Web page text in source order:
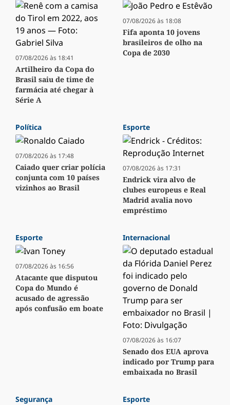
07/08/2026 às 18:41
Artilheiro da Copa do
Brasil saiu de time de
farmácia até chegar à
Série A
07/08/2026 às 18:08
Fifa aponta 10 jovens
brasileiros de olho na
Copa de 2030
Política
07/08/2026 às 17:48
Caiado quer criar polícia
conjunta com 10 países
vizinhos ao Brasil
Esporte
07/08/2026 às 17:31
Endrick vira alvo de
clubes europeus e Real
Madrid avalia novo
empréstimo
Esporte
07/08/2026 às 16:56
Atacante que disputou
Copa do Mundo é
acusado de agressão
após confusão em boate
Internacional
07/08/2026 às 16:07
Senado dos EUA aprova
indicado por Trump para
embaixada no Brasil
Segurança Esporte